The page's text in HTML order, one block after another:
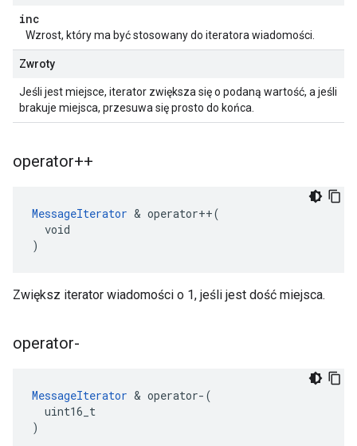
inc
Wzrost, który ma być stosowany do iteratora wiadomości.
Zwroty
Jeśli jest miejsce, iterator zwiększa się o podaną wartość, a jeśli
brakuje miejsca, przesuwa się prosto do końca.
operator++
MessageIterator & operator++(
  void
)
Zwiększ iterator wiadomości o 1, jeśli jest dość miejsca.
operator-
MessageIterator & operator-(
  uint16_t
)